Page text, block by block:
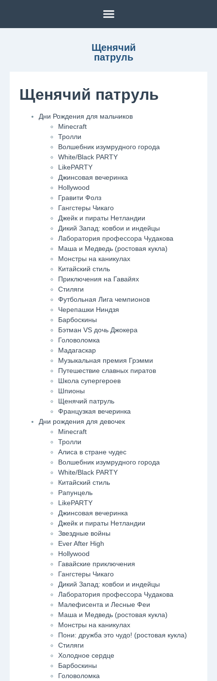
Щенячий
патруль
Щенячий патруль
Дни Рождения для мальчиков
Minecraft
Тролли
Волшебник изумрудного города
White/Black PARTY
LikePARTY
Джинсовая вечеринка
Hollywood
Гравити Фолз
Гангстеры Чикаго
Джейк и пираты Нетландии
Дикий Запад: ковбои и индейцы
Лаборатория профессора Чудакова
Маша и Медведь (ростовая кукла)
Монстры на каникулах
Китайский стиль
Приключения на Гавайях
Стиляги
Футбольная Лига чемпионов
Черепашки Ниндзя
Барбоскины
Бэтман VS дочь Джокера
Головоломка
Мадагаскар
Музыкальная премия Грэмми
Путешествие славных пиратов
Школа супергероев
Шпионы
Щенячий патруль
Французкая вечеринка
Дни рождения для девочек
Minecraft
Тролли
Алиса в стране чудес
Волшебник изумрудного города
White/Black PARTY
Китайский стиль
Рапунцель
LikePARTY
Джинсовая вечеринка
Джейк и пираты Нетландии
Звездные войны
Ever After High
Hollywood
Гавайские приключения
Гангстеры Чикаго
Дикий Запад: ковбои и индейцы
Лаборатория профессора Чудакова
Малефисента и Лесные Феи
Маша и Медведь (ростовая кукла)
Монстры на каникулах
Пони: дружба это чудо! (ростовая кукла)
Стиляги
Холодное сердце
Барбоскины
Головоломка